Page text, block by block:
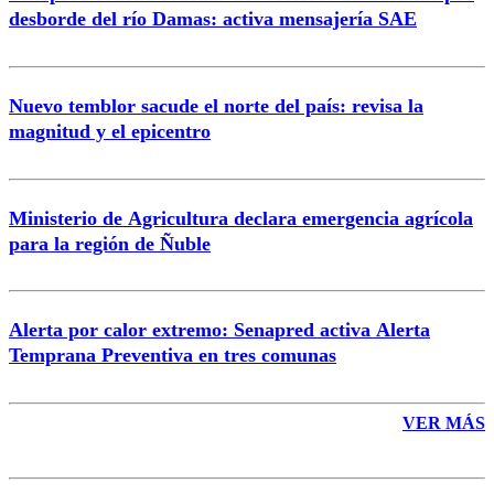
desborde del río Damas: activa mensajería SAE
Nuevo temblor sacude el norte del país: revisa la
magnitud y el epicentro
Ministerio de Agricultura declara emergencia agrícola
para la región de Ñuble
Alerta por calor extremo: Senapred activa Alerta
Temprana Preventiva en tres comunas
VER MÁS